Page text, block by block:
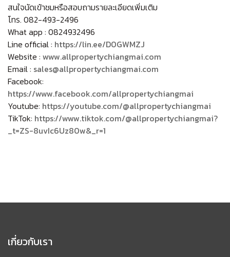
สนใจนัดเข้าชมหรือสอบถามรายละเอียดเพิ่มเติม
โทร. 082-493-2496
What app : 0824932496
Line official : https://lin.ee/D0GWMZJ
Website : www.allpropertychiangmai.com
Email : sales@allpropertychiangmai.com
Facebook:
https://www.facebook.com/allpropertychiangmai
Youtube: https://youtube.com/@allpropertychiangmai
TikTok: https://www.tiktok.com/@allpropertychiangmai?
_t=ZS-8uvIc6Uz80w&_r=1
เกี่ยวกับเรา